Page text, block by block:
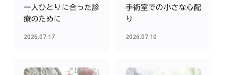
一人ひとりに合った診
療のために
2026.07.17
手術室での小さな心配
り
2026.07.10